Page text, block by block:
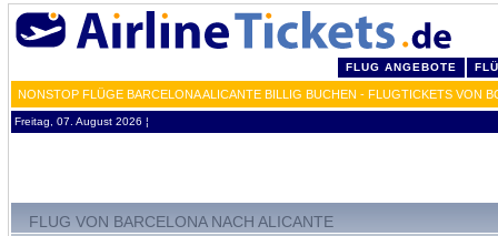
FLUG ANGEBOTE
NONSTOP FLÜGE BARCELONA ALICANTE BILLIG BUCHEN - FLUGTICKETS VON
Freitag, 07. August 2026 ¦
FLUG VON BARCELONA NACH ALICANTE